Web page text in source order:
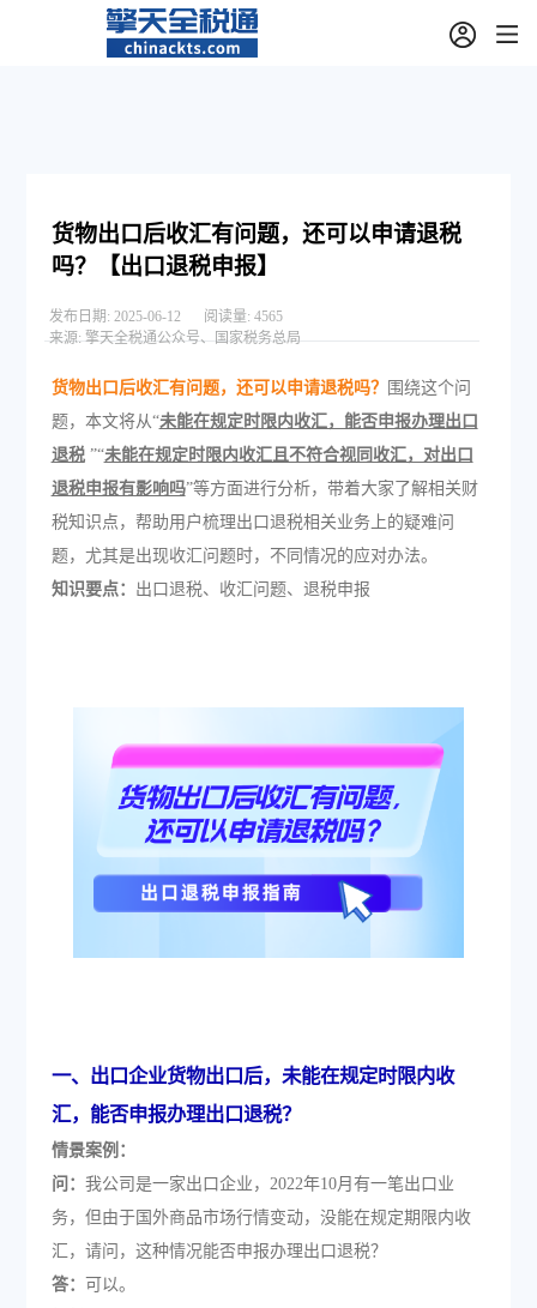
货物出口后收汇有问题，还可以申请退税
吗？【出口退税申报】
发布日期: 2025-06-12 阅读量: 4565
来源: 擎天全税通公众号、国家税务总局
货物出口后收汇有问题，还可以申请退税吗？
围绕这个问
题，本文将从“未能在规定时限内收汇，能否申报办理出口
退税”“未能在规定时限内收汇且不符合视同收汇，对出口
退税申报有影响吗”等方面进行分析，带着大家了解相关财
税知识点，帮助用户梳理出口退税相关业务上的疑难问
题，尤其是出现收汇问题时，不同情况的应对办法。
知识要点： 出口退税、收汇问题、退税申报
一、出口企业货物出口后，未能在规定时限内收
汇，能否申报办理出口退税？
情景案例：
问： 我公司是一家出口企业，2022年10月有一笔出口业
务，但由于国外商品市场行情变动，没能在规定期限内收
汇，请问，这种情况能否申报办理出口退税？
答：
可以。